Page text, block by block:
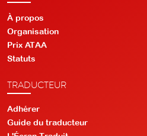
À propos
Organisation
Prix ATAA
Statuts
TRADUCTEUR
Adhérer
Guide du traducteur